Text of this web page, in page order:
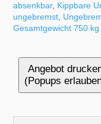
absenkbar, Kippbare
ungebremst,
Gesamtgewicht 750 kg
Angebot
(Popups